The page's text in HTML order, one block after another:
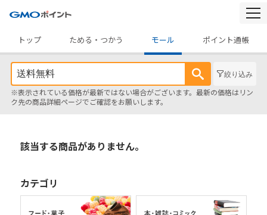
トップ
ためる・つかう モール ポイント通帳
絞り込み
※表示されている価格が最新ではない場合がございます。最新の価格はリン
ク先の商品詳細ページでご確認をお願いします。
該当する商品がありません。
カテゴリ